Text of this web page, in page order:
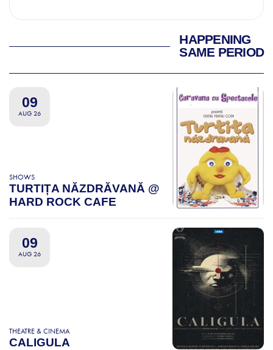
HAPPENING
SAME PERIOD
09
AUG 26
SHOWS
TURTIȚA NĂZDRĂVANĂ @
HARD ROCK CAFE
09
AUG 26
THEATRE & CINEMA
CALIGULA